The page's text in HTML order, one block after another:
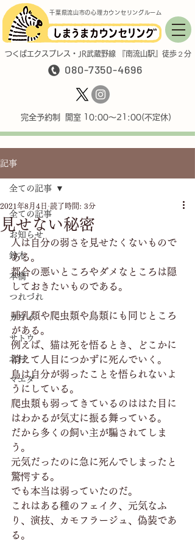
完全予約制 開室 10:00〜21:00(不定休)
080-7350-4696
千葉県流山市の心理カウンセリングルーム
つくばエクスプレス・JR武蔵野線 『南流山駅』徒歩２分
記事
全ての記事
お知らせ
鈴木
本橋
つれづれ
カワイ
サトウ
北村
マエダ
全ての記事
見せない秘密
2021年8月4日 読了時間: 3分
人は自分の弱さを見せたくないもので
ある。
都合の悪いところやダメなところは隠
しておきたいものである。
哺乳類や爬虫類や鳥類にも同じところ
がある。
例えば、猫は死を悟るとき、どこかに
消えて人目につかずに死んでいく。
鳥は自分が弱ったことを悟られないよ
うにしている。
爬虫類も弱ってきているのははた目に
はわかるが気丈に振る舞っている。
だから多くの飼い主が騙されてしま
う。
元気だったのに急に死んでしまったと
驚愕する。
でも本当は弱っていたのだ。
これはある種のフェイク、元気なふ
り、演技、カモフラージュ、偽装であ
る。